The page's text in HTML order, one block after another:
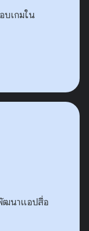
บเกมใน
ฒนาแอปสื่อ